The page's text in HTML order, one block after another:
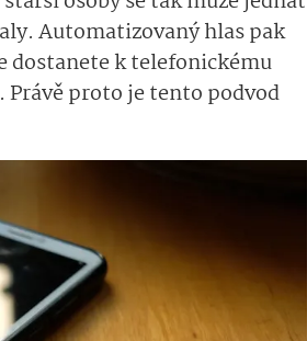
Automatizovaný hlas pak
dostanete k telefonickému
proto je tento podvod